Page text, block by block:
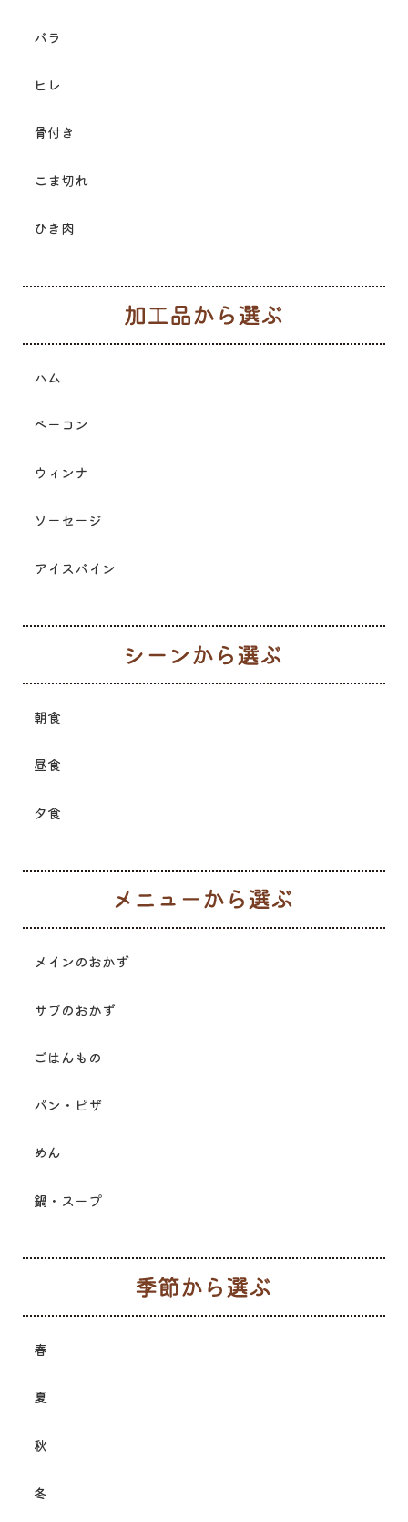
バラ
ヒレ
骨付き
こま切れ
ひき肉
ハム
ベーコン
ウィンナ
ソーセージ
アイスバイン
朝食
昼食
夕食
メインのおかず
サブのおかず
ごはんもの
パン・ピザ
めん
鍋・スープ
春
夏
秋
冬